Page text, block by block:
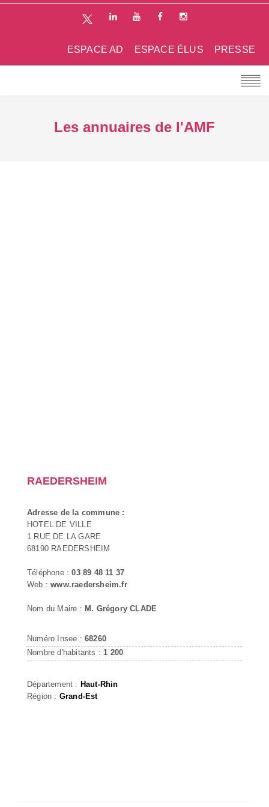
PRESSE
ESPACE ÉLUS
ESPACE AD
Les annuaires de l'AMF
RAEDERSHEIM
Adresse de la commune :
HOTEL DE VILLE
1 RUE DE LA GARE
68190 RAEDERSHEIM
Téléphone :03 89 48 11 37
Web :www.raedersheim.fr
Nom du Maire : M. Grégory CLADE
Numéro Insee : 68260
Nombre d'habitants : 1 200
Département : Haut-Rhin
Région : Grand-Est